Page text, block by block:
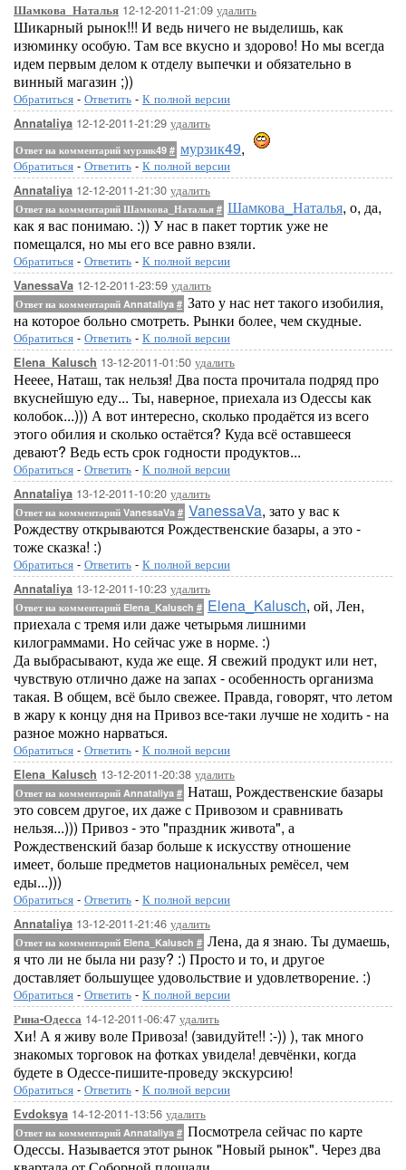
Шамкова_Наталья 12-12-2011-21:09 удалить
Шикарный рынок!!! И ведь ничего не выделишь, как
изюминку особую. Там все вкусно и здорово! Но мы всегда
идем первым делом к отделу выпечки и обязательно в
винный магазин ;))
Обратиться - Ответить - К полной версии
Annataliya 12-12-2011-21:29 удалить
Ответ на комментарий мурзик49 # мурзик49,
Обратиться - Ответить - К полной версии
Annataliya 12-12-2011-21:30 удалить
Ответ на комментарий Шамкова_Наталья # Шамкова_Наталья, о, да,
как я вас понимаю. :)) У нас в пакет тортик уже не
помещался, но мы его все равно взяли.
Обратиться - Ответить - К полной версии
VanessaVa 12-12-2011-23:59 удалить
Ответ на комментарий Annataliya # Зато у нас нет такого изобилия,
на которое больно смотреть. Рынки более, чем скудные.
Обратиться - Ответить - К полной версии
Elena_Kalusch 13-12-2011-01:50 удалить
Нееее, Наташ, так нельзя! Два поста прочитала подряд про
вкуснейшую еду... Ты, наверное, приехала из Одессы как
колобок...))) А вот интересно, сколько продаётся из всего
этого обилия и сколько остаётся? Куда всё оставшееся
девают? Ведь есть срок годности продуктов...
Обратиться - Ответить - К полной версии
Annataliya 13-12-2011-10:20 удалить
Ответ на комментарий VanessaVa # VanessaVa, зато у вас к
Рождеству открываются Рождественские базары, а это -
тоже сказка! :)
Обратиться - Ответить - К полной версии
Annataliya 13-12-2011-10:23 удалить
Ответ на комментарий Elena_Kalusch # Elena_Kalusch, ой, Лен,
приехала с тремя или даже четырьмя лишними
килограммами. Но сейчас уже в норме. :)
Да выбрасывают, куда же еще. Я свежий продукт или нет,
чувствую отлично даже на запах - особенность организма
такая. В общем, всё было свежее. Правда, говорят, что летом
в жару к концу дня на Привоз все-таки лучше не ходить - на
разное можно нарваться.
Обратиться - Ответить - К полной версии
Elena_Kalusch 13-12-2011-20:38 удалить
Ответ на комментарий Annataliya # Наташ, Рождественские базары
это совсем другое, их даже с Привозом и сравнивать
нельзя...))) Привоз - это "праздник живота", а
Рождественский базар больше к искусству отношение
имеет, больше предметов национальных ремёсел, чем
еды...)))
Обратиться - Ответить - К полной версии
Annataliya 13-12-2011-21:46 удалить
Ответ на комментарий Elena_Kalusch # Лена, да я знаю. Ты думаешь,
я что ли не была ни разу? :) Просто и то, и другое
доставляет большущее удовольствие и удовлетворение. :)
Обратиться - Ответить - К полной версии
Рина-Одесса 14-12-2011-06:47 удалить
Хи! А я живу воле Привоза! (завидуйте!! :-)) ), так много
знакомых торговок на фотках увидела! девчёнки, когда
будете в Одессе-пишите-проведу экскурсию!
Обратиться - Ответить - К полной версии
Evdoksya 14-12-2011-13:56 удалить
Ответ на комментарий Annataliya # Посмотрела сейчас по карте
Одессы. Называется этот рынок "Новый рынок". Через два